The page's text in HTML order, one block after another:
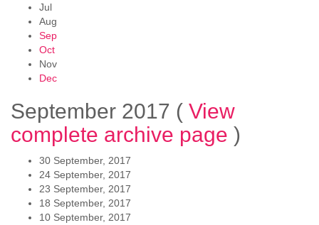
Jul
Aug
Sep
Oct
Nov
Dec
September 2017 ( View
complete archive page )
30 September, 2017
24 September, 2017
23 September, 2017
18 September, 2017
10 September, 2017